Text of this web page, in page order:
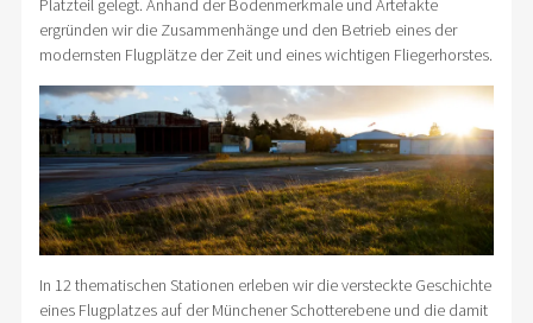
Platzteil gelegt. Anhand der Bodenmerkmale und Artefakte
ergründen wir die Zusammenhänge und den Betrieb eines der
modernsten Flugplätze der Zeit und eines wichtigen Fliegerhorstes.
In 12 thematischen Stationen erleben wir die versteckte Geschichte
eines Flugplatzes auf der Münchener Schotterebene und die damit